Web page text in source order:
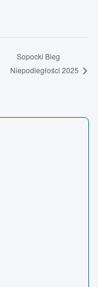
Sopocki Bieg
Niepodległości 2025